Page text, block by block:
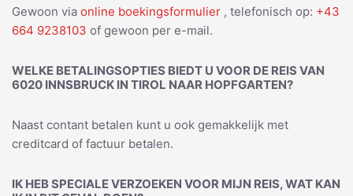
Gewoon via online boekingsformulier , telefonisch op: +43
664 9238103 of gewoon per e-mail.
WELKE BETALINGSOPTIES BIEDT U VOOR DE REIS VAN
6020 INNSBRUCK IN TIROL NAAR HOPFGARTEN?
Naast contant betalen kunt u ook gemakkelijk met
creditcard of factuur betalen.
IK HEB SPECIALE VERZOEKEN VOOR MIJN REIS, WAT KAN